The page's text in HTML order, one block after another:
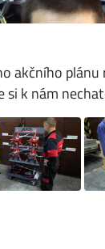
akčního
k nám